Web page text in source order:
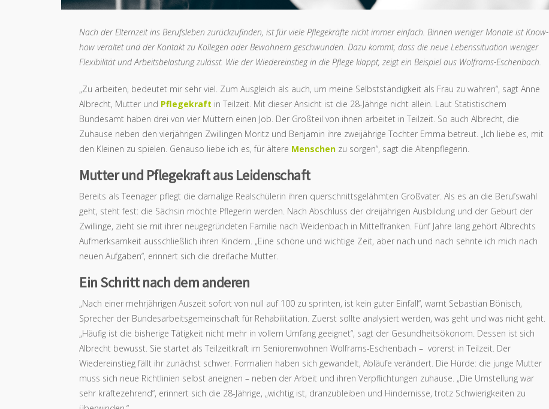
Nach der Elternzeit ins Berufsleben zurückzufinden, ist für viele Pflegekräfte nicht immer einfach. Binnen weniger Monate ist Know-
how veraltet und der Kontakt zu Kollegen oder Bewohnern geschwunden. Dazu kommt, dass die neue Lebenssituation weniger
Flexibilität und Arbeitsbelastung zulässt. Wie der Wiedereinstieg in die Pflege klappt, zeigt ein Beispiel aus Wolframs-Eschenbach.
„Zu arbeiten, bedeutet mir sehr viel. Zum Ausgleich als auch, um meine Selbstständigkeit als Frau zu wahren“, sagt Anne
Albrecht, Mutter und Pflegekraft in Teilzeit. Mit dieser Ansicht ist die 28-Jährige nicht allein. Laut Statistischem
Bundesamt haben drei von vier Müttern einen Job. Der Großteil von ihnen arbeitet in Teilzeit. So auch Albrecht, die
Zuhause neben den vierjährigen Zwillingen Moritz und Benjamin ihre zweijährige Tochter Emma betreut. „Ich liebe es, mit
den Kleinen zu spielen. Genauso liebe ich es, für ältere Menschen zu sorgen“, sagt die Altenpflegerin.
Mutter und Pflegekraft aus Leidenschaft
Bereits als Teenager pflegt die damalige Realschülerin ihren querschnittsgelähmten Großvater. Als es an die Berufswahl
geht, steht fest: die Sächsin möchte Pflegerin werden. Nach Abschluss der dreijährigen Ausbildung und der Geburt der
Zwillinge, zieht sie mit ihrer neugegründeten Familie nach Weidenbach in Mittelfranken. Fünf Jahre lang gehört Albrechts
Aufmerksamkeit ausschließlich ihren Kindern. „Eine schöne und wichtige Zeit, aber nach und nach sehnte ich mich nach
neuen Aufgaben“, erinnert sich die dreifache Mutter.
Ein Schritt nach dem anderen
„Nach einer mehrjährigen Auszeit sofort von null auf 100 zu sprinten, ist kein guter Einfall“, warnt Sebastian Bönisch,
Sprecher der Bundesarbeitsgemeinschaft für Rehabilitation. Zuerst sollte analysiert werden, was geht und was nicht geht.
„Häufig ist die bisherige Tätigkeit nicht mehr in vollem Umfang geeignet“, sagt der Gesundheitsökonom. Dessen ist sich
Albrecht bewusst. Sie startet als Teilzeitkraft im Seniorenwohnen Wolframs-Eschenbach – vorerst in Teilzeit. Der
Wiedereinstieg fällt ihr zunächst schwer. Formalien haben sich gewandelt, Abläufe verändert. Die Hürde: die junge Mutter
muss sich neue Richtlinien selbst aneignen – neben der Arbeit und ihren Verpflichtungen zuhause. „Die Umstellung war
sehr kräftezehrend“, erinnert sich die 28-Jährige, „wichtig ist, dranzubleiben und Hindernisse, trotz Schwierigkeiten zu